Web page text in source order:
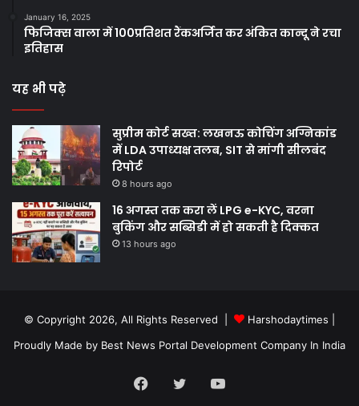
January 16, 2025
फिजिक्स वाला में 100प्रतिशत रैंकअर्जित कर अंकित कान्दू ने रचा
इतिहास
यह भी पढ़े
सुप्रीम कोर्ट सख्त: लखनऊ कोचिंग अग्निकांड
में LDA उपाध्यक्ष तलब, SIT से मांगी सीलबंद
रिपोर्ट
8 hours ago
16 अगस्त तक करा लें LPG e-KYC, वरना
बुकिंग और सब्सिडी में हो सकती है दिक्कत
13 hours ago
© Copyright 2026, All Rights Reserved | Harshodaytimes
Proudly Made by Best News Portal Development Company In India
Facebook
TwitterYouTube